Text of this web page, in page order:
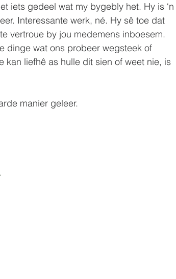
iets gedeel wat my bygebly het. Hy is ‘n
Interessante werk, né. Hy sê toe dat
vertroue by jou medemens inboesem.
dinge wat ons probeer wegsteek of
kan liefhê as hulle dit sien of weet nie, is
manier geleer.